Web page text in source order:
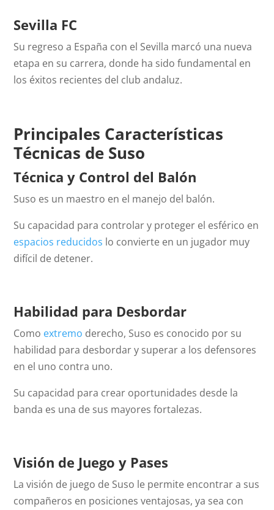
Sevilla FC
Su regreso a España con el Sevilla marcó una nueva
etapa en su carrera, donde ha sido fundamental en
los éxitos recientes del club andaluz.
Principales Características
Técnicas de Suso
Técnica y Control del Balón
Suso es un maestro en el manejo del balón.
Su capacidad para controlar y proteger el esférico en
espacios reducidos lo convierte en un jugador muy
difícil de detener.
Habilidad para Desbordar
Como extremo derecho, Suso es conocido por su
habilidad para desbordar y superar a los defensores
en el uno contra uno.
Su capacidad para crear oportunidades desde la
banda es una de sus mayores fortalezas.
Visión de Juego y Pases
La visión de juego de Suso le permite encontrar a sus
compañeros en posiciones ventajosas, ya sea con